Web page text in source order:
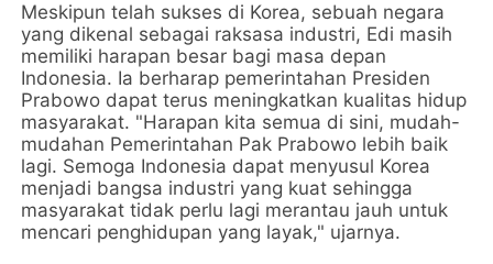
Meskipun telah sukses di Korea, sebuah negara
yang dikenal sebagai raksasa industri, Edi masih
memiliki harapan besar bagi masa depan
Indonesia. Ia berharap pemerintahan Presiden
Prabowo dapat terus meningkatkan kualitas hidup
masyarakat. "Harapan kita semua di sini, mudah-
mudahan Pemerintahan Pak Prabowo lebih baik
lagi. Semoga Indonesia dapat menyusul Korea
menjadi bangsa industri yang kuat sehingga
masyarakat tidak perlu lagi merantau jauh untuk
mencari penghidupan yang layak," ujarnya.